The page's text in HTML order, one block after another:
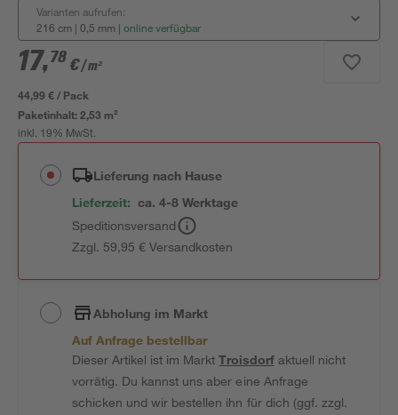
Varianten aufrufen:
216 cm | 0,5 mm | online verfügbar
17,78 €/ m²
44,99 € / Pack
Paketinhalt:2,53 m²
inkl. 19% MwSt.
Lieferung nach Hause
Lieferzeit: ca. 4-8 Werktage
Speditionsversand
Zzgl. 59,95 € Versandkosten
Abholung im Markt
Auf Anfrage bestellbar
Dieser Artikel ist im MarktTroisdorfaktuell nicht
vorrätig. Du kannst uns aber eine Anfrage
schicken und wir bestellen ihn für dich (ggf. zzgl.